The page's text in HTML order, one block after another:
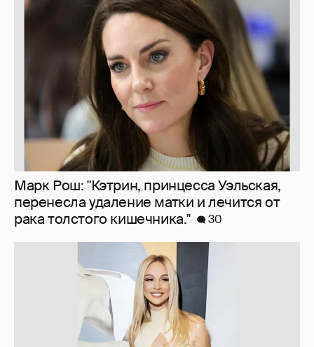
Марк Рош: "Кэтрин, принцесса Уэльская,
перенесла удаление матки и лечится от
рака толстого кишечника."
30
Запрещенка... 194